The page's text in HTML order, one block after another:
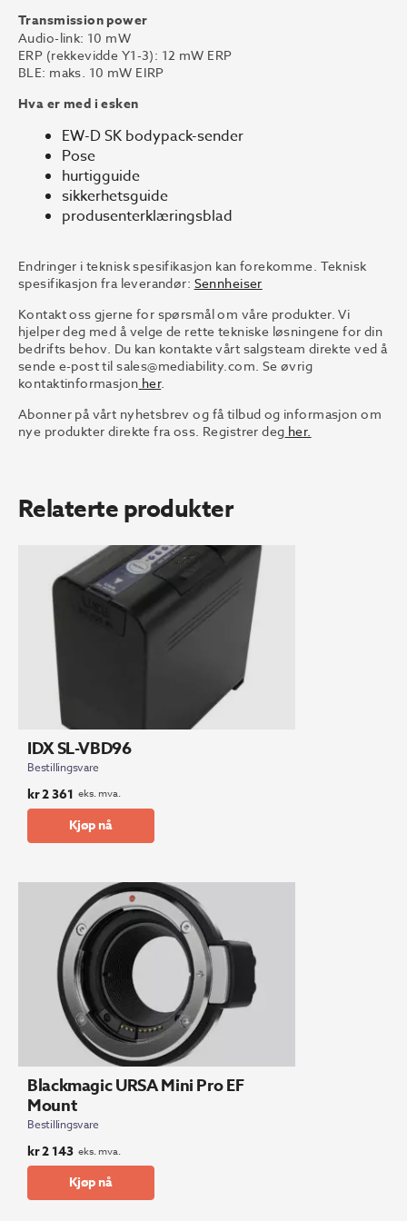
Transmission power
Audio-link: 10 mW
ERP (rekkevidde Y1-3): 12 mW ERP
BLE: maks. 10 mW EIRP
Hva er med i esken
EW-D SK bodypack-sender
Pose
hurtigguide
sikkerhetsguide
produsenterklæringsblad
Endringer i teknisk spesifikasjon kan forekomme. Teknisk
spesifikasjon fra leverandør: Sennheiser
Kontakt oss gjerne for spørsmål om våre produkter. Vi
hjelper deg med å velge de rette tekniske løsningene for din
bedrifts behov. Du kan kontakte vårt salgsteam direkte ved å
sende e-post til sales@mediability.com. Se øvrig
kontaktinformasjon her.
Abonner på vårt nyhetsbrev og få tilbud og informasjon om
nye produkter direkte fra oss. Registrer deg her.
Relaterte produkter
IDX SL-VBD96
Bestillingsvare
kr2 361 eks. mva.
Kjøp nå
Blackmagic URSA Mini Pro EF
Mount
Bestillingsvare
kr2 143 eks. mva.
Kjøp nå